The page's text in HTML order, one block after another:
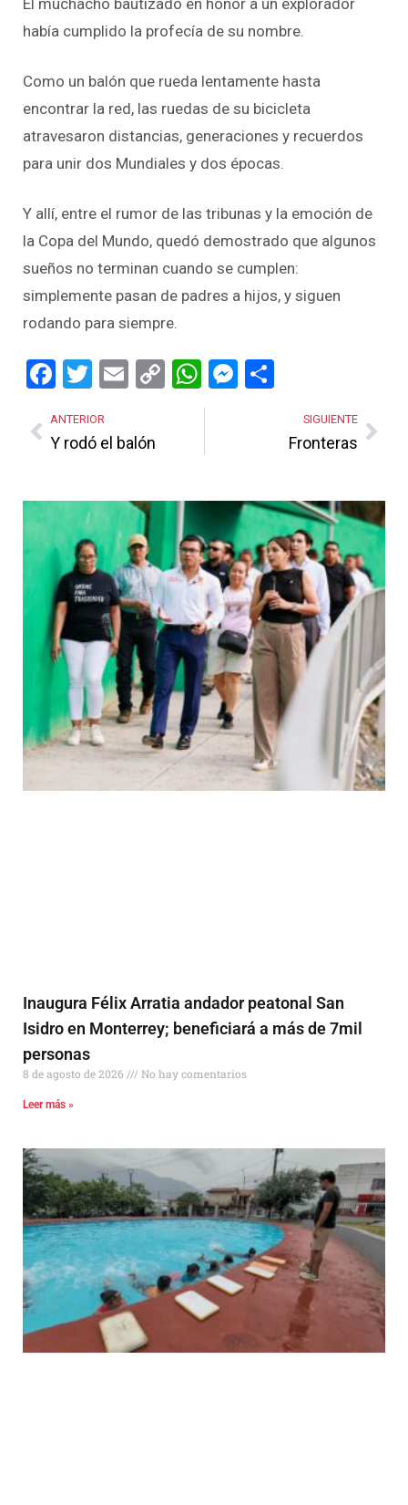
había cumplido la profecía de su nombre.
Como un balón que rueda lentamente hasta
encontrar la red, las ruedas de su bicicleta
atravesaron distancias, generaciones y recuerdos
para unir dos Mundiales y dos épocas.
Y allí, entre el rumor de las tribunas y la emoción de
la Copa del Mundo, quedó demostrado que algunos
sueños no terminan cuando se cumplen:
simplemente pasan de padres a hijos, y siguen
rodando para siempre.
Facebook
Twitter
EmailCopy
Link
WhatsApp
Messenger
ANTERIOR
Y rodó el balón
SIGUIENTE
Fronteras
Más Noticias
Inaugura Félix Arratia andador peatonal San
Isidro en Monterrey; beneficiará a más de 7mil
personas
8 de agosto de 2026 No hay comentarios
Leer más »